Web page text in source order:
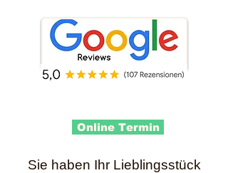
Online Termin
Sie haben Ihr Lieblingsstück